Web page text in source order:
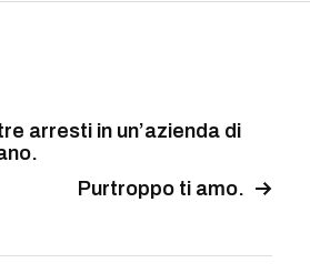
arresti in un’azienda di
Purtroppo ti amo.